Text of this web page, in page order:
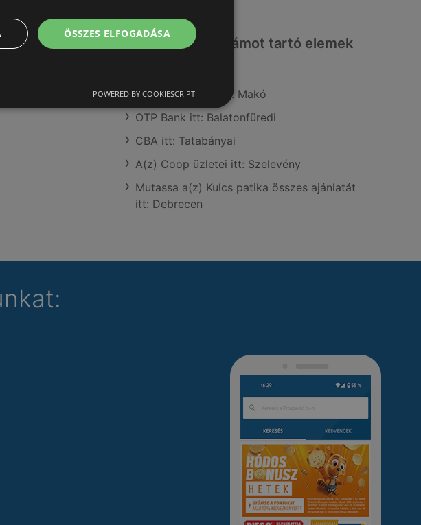
383,16 km
Érdeklődésre számot tartó elemek
A(z) Lidl üzletei itt: Makó
OTP Bank itt: Balatonfüredi
CBA itt: Tatabányai
A(z) Coop üzletei itt: Szelevény
Mutassa a(z) Kulcs patika összes ajánlatát
itt: Debrecen
ÖSSZES ELFOGADÁSA
POWERED BY COOKIESCRIPT